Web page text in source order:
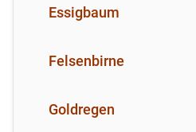
Essigbaum
Felsenbirne
Goldregen